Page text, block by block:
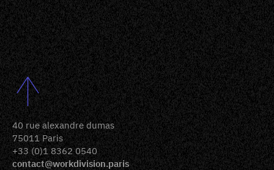
40 rue alexandre dumas
75011 Paris
+33 (0)1 8362 0540
contact@workdivision.paris